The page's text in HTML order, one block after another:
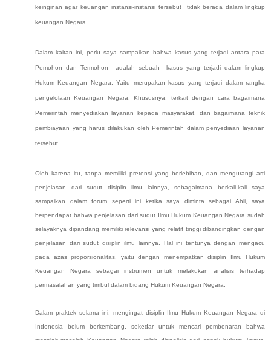
keinginan agar keuanganinstansi-instansi tersebut tidak berada dalam lingkup
keuangan Negara
Dalam kaitan ini, perlu saya sampaikan bahwa kasus yang terjadi antara para
Pemohon dan Termohon adalah sebuah kasus yang terjadi dalam lingkup
Hukum Keuangan Negara.Yaitu merupakan kasus yang terjadi dalam rangka
pengelolaan Keuangan Negara. Khususnya, terkait dengan cara bagaimana
Pemerintah menyediakan layanan kepada masyarakat, dan bagaimana teknik
pembiayaan yang harus dilakukan oleh Pemerintah dalam penyediaan layanan
tersebut.
Oleh karena itu, tanpa memiliki pretensi yang berlebihan, dan mengurangi arti
penjelasan dari sudut disiplin ilmu lainnya, sebagaimana berkali-kali saya
sampaikan dalam forum seperti ini ketika saya diminta sebagai Ahli, saya
berpendapat bahwa penjelasan dari sudut Ilmu Hukum Keuangan Negara sudah
selayaknya dipandang memiliki relevansi yang relatif tinggi dibandingkan dengan
penjelasan dari sudut disiplin ilmu lainnya. Hal ini tentunya dengan mengacu
pada azas proporsionalitas, yaitu dengan menempatkan disiplin Ilmu Hukum
Keuangan Negara sebagai instrumen untuk melakukan analisis terhadap
permasalahan yang timbul dalam bidang Hukum Keuangan Negara.
Dalam praktek selama ini, mengingat disiplin Ilmu Hukum Keuangan Negara di
Indonesia belum berkembang, sekedar untuk mencari pembenaran bahwa